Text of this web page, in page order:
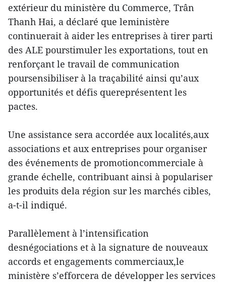
extérieur du ministère du Commerce, Trân
Thanh Hai, a déclaré que leministère
continuerait à aider les entreprises à tirer parti
des ALE pourstimuler les exportations, tout en
renforçant le travail de communication
poursensibiliser à la traçabilité ainsi qu’aux
opportunités et défis quereprésentent les
pactes.
Une assistance sera accordée aux localités,aux
associations et aux entreprises pour organiser
des événements de promotioncommerciale à
grande échelle, contribuant ainsi à populariser
les produits dela région sur les marchés cibles,
a-t-il indiqué.
Parallèlement à l’intensification
desnégociations et à la signature de nouveaux
accords et engagements commerciaux,le
ministère s’efforcera de développer les services